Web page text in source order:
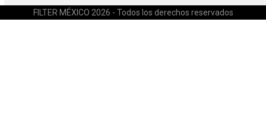
FILTER MÉXICO 2026 - Todos los derechos reservados